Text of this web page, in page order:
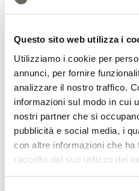
Questo sito web utilizza i
Utilizziamo i cookie per
annunci, per fornire
analizzare il nostro traffico.
informazioni sul modo in cui
nostri partner che si
pubblicità e social media, i
con altre informazioni che ha
raccolto dal suo utilizzo dei